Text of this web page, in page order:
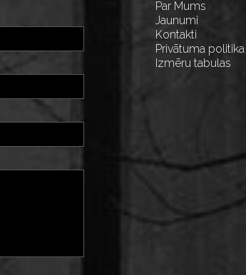
Par Mums
Jaunumi
Kontakti
Privātuma politika
Izmēru tabulas